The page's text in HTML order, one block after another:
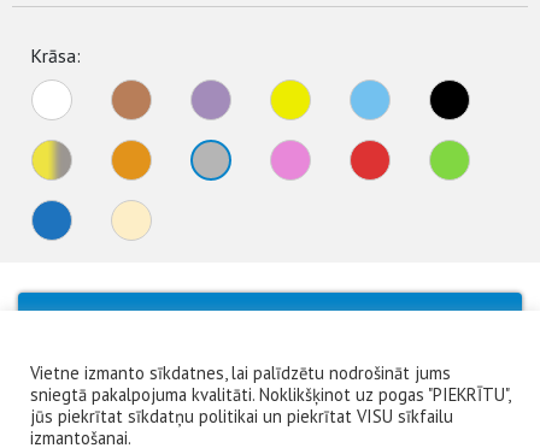
Krāsa:
Vietne izmanto sīkdatnes, lai palīdzētu nodrošināt jums
sniegtā pakalpojuma kvalitāti. Noklikšķinot uz pogas "PIEKRĪTU",
jūs piekrītat sīkdatņu politikai un piekrītat VISU sīkfailu
izmantošanai.